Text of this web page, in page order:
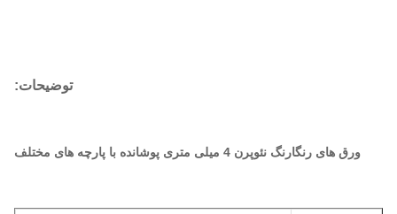
توضیحات:
ورق های رنگارنگ نئوپرن 4 میلی متری پوشانده با پارچه های مختلف